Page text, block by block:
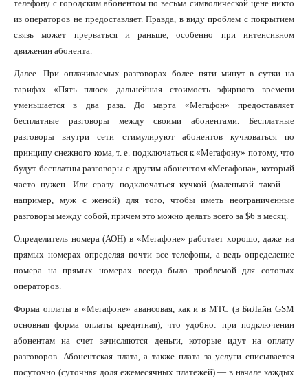
телефону с городским абонентом по весьма символической цене никто
из операторов не предоставляет. Правда, в виду проблем с покрытием
связь может прерваться и раньше, особенно при интенсивном
движении абонента.
Далее. При оплачиваемых разговорах более пяти минут в сутки на
тарифах «Пять плюс» дальнейшая стоимость эфирного времени
уменьшается в два раза. До марта «Мегафон» предоставляет
бесплатные разговоры между своими абонентами. Бесплатные
разговоры внутри сети стимулируют абонентов кучковаться по
принципу снежного кома, т. е. подключаться к «Мегафону» потому, что
будут бесплатны разговоры с другим абонентом «Мегафона», который
часто нужен. Или сразу подключаться кучкой (маленькой такой —
например, муж с женой) для того, чтобы иметь неограниченные
разговоры между собой, причем это можно делать всего за $6 в месяц.
Определитель номера (АОН) в «Мегафоне» работает хорошо, даже на
прямых номерах определяя почти все телефоны, а ведь определение
номера на прямых номерах всегда было проблемой для сотовых
операторов.
Форма оплаты в «Мегафоне» авансовая, как и в МТС (в БиЛайн GSM
основная форма оплаты кредитная), что удобно: при подключении
абонентам на счет зачисляются деньги, которые идут на оплату
разговоров. Абонентская плата, а также плата за услуги списывается
посуточно (суточная доля ежемесячных платежей) — в начале каждых